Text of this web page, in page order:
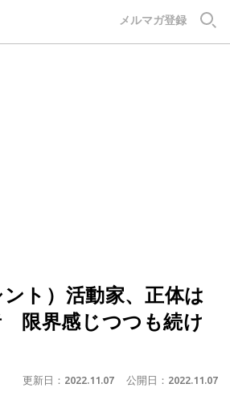
メルマガ登録
ト）活動家、正体は
限界感じつつも続け
更新日： 2022.11.07 公開日： 2022.11.07